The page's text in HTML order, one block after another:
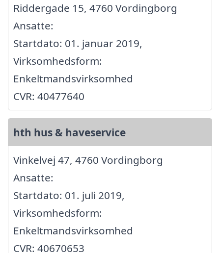
Riddergade 15, 4760 Vordingborg
Ansatte:
Startdato: 01. januar 2019,
Virksomhedsform:
Enkeltmandsvirksomhed
CVR: 40477640
hth hus & haveservice
Vinkelvej 47, 4760 Vordingborg
Ansatte:
Startdato: 01. juli 2019,
Virksomhedsform:
Enkeltmandsvirksomhed
CVR: 40670653